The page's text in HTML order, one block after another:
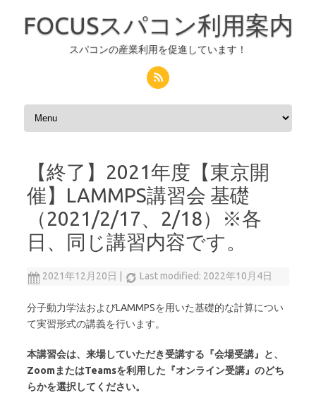
FOCUSスパコン利用案内
スパコンの産業利用を促進しています！
コンテンツへスキップ
【終了】2021年度【東京開
催】LAMMPS講習会 基礎
（2021/2/17、2/18）※各
日、同じ講習内容です。
2021年12月20日 Last modified: 2022年10月4日
分子動力学法およびLAMMPSを用いた基礎的な計算につい
て実習形式の講義を行います。
本講習会は、来場していただき受講する『会場受講』と、
ZoomまたはTeamsを利用した『オンライン受講』のどち
らかを選択してください。